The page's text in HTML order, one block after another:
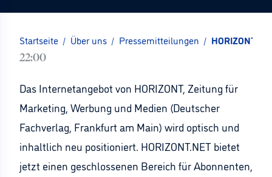
Startseite / Über uns / Pressemitteilungen /
22:00
Das Internetangebot von HORIZONT, Zeitung für
Marketing, Werbung und Medien (Deutscher
Fachverlag, Frankfurt am Main) wird optisch und
inhaltlich neu positioniert. HORIZONT.NET bietet
jetzt einen geschlossenen Bereich für Abonnenten,